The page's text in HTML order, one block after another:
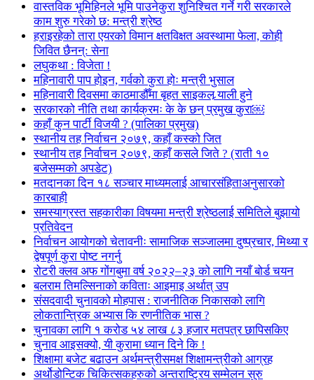
वास्तविक भूमिहिनले भूमि पाउनेकुरा शुनिश्चित गर्ने गरी सरकारले
काम शुरु गरेको छ: मन्त्री श्रेष्ठ
हराइरहेको तारा एयरको विमान क्षतविक्षत अवस्थामा फेला, कोही
जिवित छैनन्: सेना
लघुकथा : विजेता !
महिनावारी पाप होइन, गर्वको कुरा होः मन्त्री भुसाल
महिनावारी दिवसमा काठमाडौँमा बृहत साइकल र्‍याली हुने
सरकारको नीति तथा कार्यक्रमः के के छन् प्रमुख कुरा￼
कहाँ कुन पार्टी विजयी ? (पालिका प्रमुख)
स्थानीय तह निर्वाचन २०७९, कहाँ कस्को जित
स्थानीय तह निर्वाचन २०७९, कहाँ कसले जिते ? (राती १०
बजेसम्मको अपडेट)
मतदानका दिन १८ सञ्चार माध्यमलाई आचारसंहिताअनुसारको
कारबाही
समस्याग्रस्त सहकारीका विषयमा मन्त्री श्रेष्ठलाई समितिले बुझायो
प्रतिवेदन
निर्वाचन आयोगको चेतावनीः सामाजिक सञ्जालमा दुष्प्रचार, मिथ्या र
द्वेषपूर्ण कुरा पोष्ट नगर्नु
रोटरी क्लव अफ गोंगबुमा वर्ष २०२२–२३ को लागि नयाँ बोर्ड चयन
बलराम तिमल्सिनाको कविताः आइमाइ अर्थात् उप
संसदवादी चुनावको मोहपास : राजनीतिक निकासको लागि
लोकतान्त्रिक अभ्यास कि रणनीतिक भास ?
चुनावका लागि १ करोड ५४ लाख ८३ हजार मतपत्र छापिसकिए
चुनाव आइसक्यो, यी कुरामा ध्यान दिने कि !
शिक्षामा बजेट बढाउन अर्थमन्त्रीसमक्ष शिक्षामन्त्रीको आग्रह
अर्थोडोन्टिक चिकित्सकहरुको अन्तराष्ट्रिय सम्मेलन सुरु